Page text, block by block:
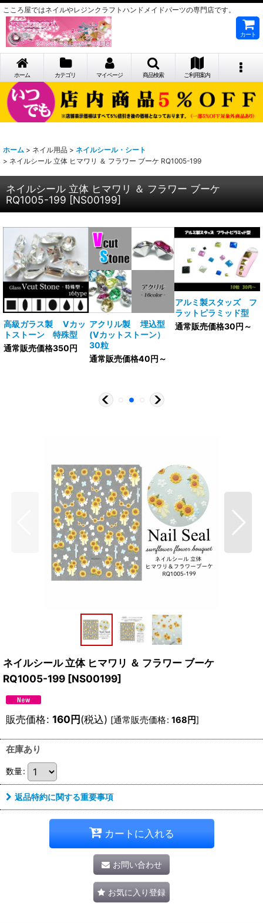
こころ屋ではネイルやレジンクラフトハンドメイドパーツの専門店です。
カート
ホーム カテゴリ マイページ 商品検索 ご利用案内
ホーム > ネイル用品 > ネイルシール・シート
> ネイルシール 立体 ヒマワリ ＆ フラワー ブーケ RQ1005-199
ネイルシール 立体 ヒマワリ ＆ フラワー ブーケ
RQ1005-199 [NS00199]
高級ガラス製 Vカッ
トストーン 特殊型
通常販売価格350円
アクリル製 埋込型
(Vカットストーン）
30粒
通常販売価格40円～
アルミ製スタッズ フ
ラットピラミッド型
通常販売価格30円～
ネイルシール 立体 ヒマワリ ＆ フラワー ブーケ
RQ1005-199 [NS00199]
販売価格: 160円(税込) [通常販売価格: 168 円]
在庫あり
数量:
返品特約に関する重要事項
カートに入れる
お問い合わせ
お気に入り登録